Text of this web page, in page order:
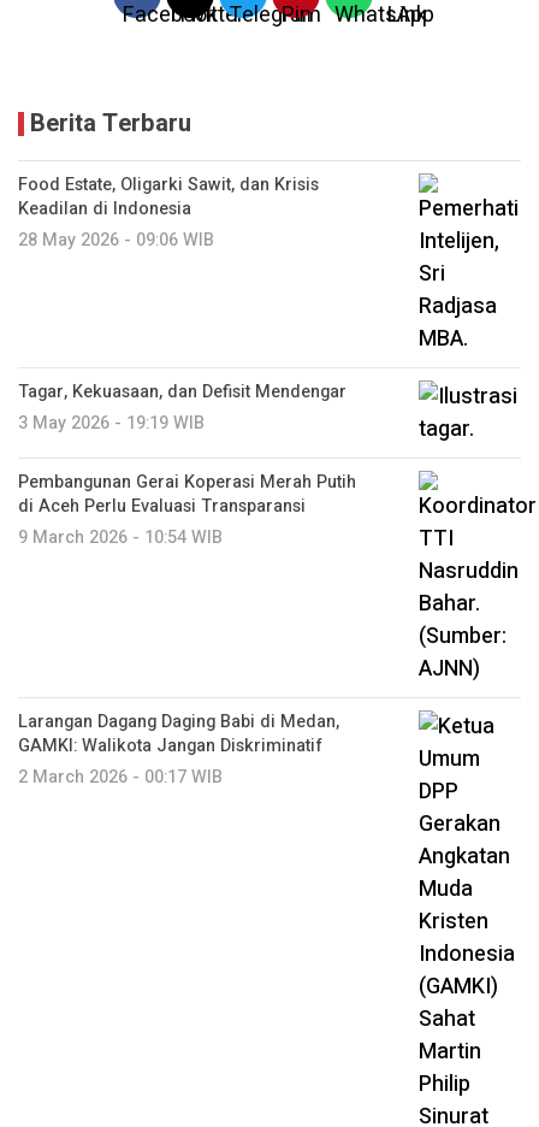
Berita Terbaru
Food Estate, Oligarki Sawit, dan Krisis
Keadilan di Indonesia
28 May 2026 - 09:06 WIB
Tagar, Kekuasaan, dan Defisit Mendengar
3 May 2026 - 19:19 WIB
Pembangunan Gerai Koperasi Merah Putih
di Aceh Perlu Evaluasi Transparansi
9 March 2026 - 10:54 WIB
Larangan Dagang Daging Babi di Medan,
GAMKI: Walikota Jangan Diskriminatif
2 March 2026 - 00:17 WIB